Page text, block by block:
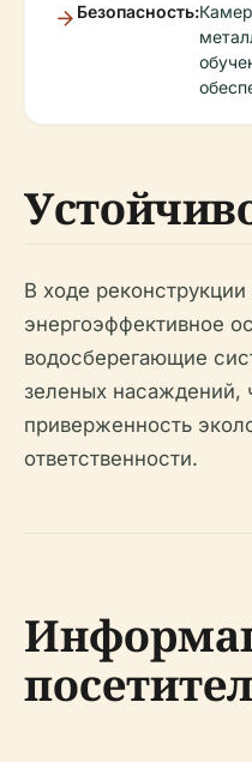
Безопасность:
В ходе
энергоэффективное
водосберегающие
зеленых насаждений,
приверженность
ответственности.